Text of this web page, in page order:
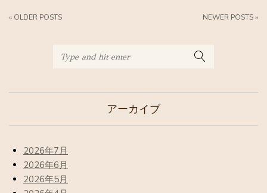
« OLDER POSTS NEWER POSTS »
アーカイブ
2026年7月
2026年6月
2026年5月